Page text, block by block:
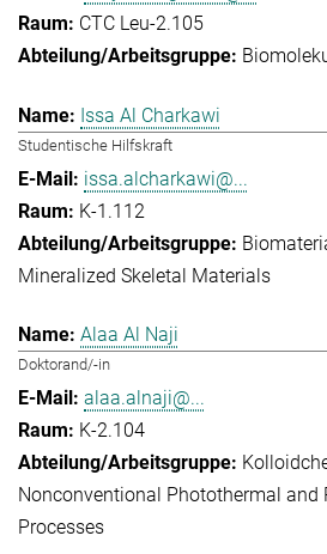
CTC Leu-2.105
Issa Al Charkawi
Studentische Hilfskraft
issa.alcharkawi@...
K-1.112
Mineralized Skeletal Materials
Alaa Al Naji
Doktorand/-in
alaa.alnaji@...
K-2.104
Nonconventional Photothermal and
Processes